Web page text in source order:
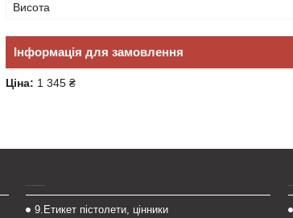
Висота
Інформація для замовлення
Ціна: 1 345 ₴
9.Етикет пістолети, цінники